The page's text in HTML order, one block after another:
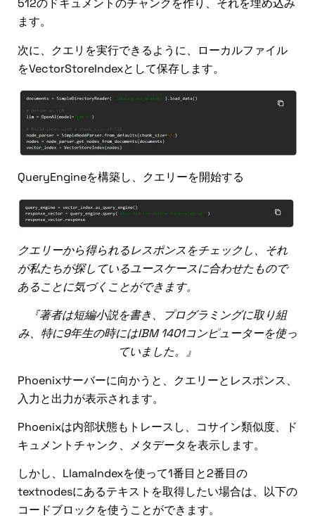
512のドキュメントのチャンクを作り、それを埋め込み
ます。
次に、クエリを実行できるように、ローカルファイル
をVectorStoreIndexとして保存します。
QueryEngineを構築し、クエリーを開始する
クエリーから得られるレスポンスをチェックし、それ
が私たちが探しているユースケースに合わせたもので
あることに気づくことができます。
『著者は短編小説を書き、プログラミングに取り組
み、特に9年生の時にはIBM 1401コンピューターを使っ
ていました。』
Phoenixサーバーに向かうと、クエリーとレスポンス、
入力と出力が表示されます。
Phoenixは内部状態もトレースし、コサイン類似度、ド
キュメントチャンク、メタデータを表示します。
しかし、LlamaIndexを使って1番目と2番目の
textnodesにあるテキストを取得したい場合は、以下の
コードブロックを使うことができます。